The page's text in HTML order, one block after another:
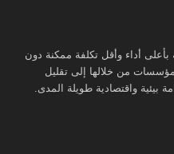
بأعلى أداء وأقل تكلفة ممكنة دون
من خلالها إلى تقليل
بيئية واقتصادية طويلة المدى.